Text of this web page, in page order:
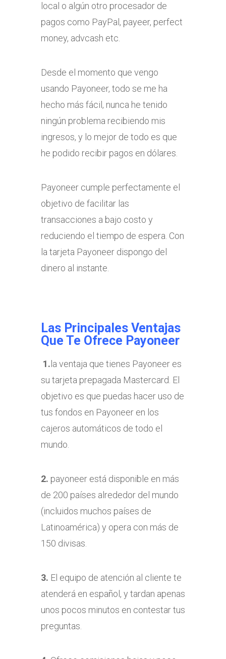
local o algún otro procesador de
pagos como PayPal, payeer, perfect
money, advcash etc.
Desde el momento que vengo
usando Payoneer, todo se me ha
hecho más fácil, nunca he tenido
ningún problema recibiendo mis
ingresos, y lo mejor de todo es que
he podido recibir pagos en dólares.
Payoneer cumple perfectamente el
objetivo de facilitar las
transacciones a bajo costo y
reduciendo el tiempo de espera. Con
la tarjeta Payoneer dispongo del
dinero al instante.
Las Principales Ventajas
Que Te Ofrece Payoneer
1. la ventaja que tienes Payoneer es
su tarjeta prepagada Mastercard. El
objetivo es que puedas hacer uso de
tus fondos en Payoneer en los
cajeros automáticos de todo el
mundo.
2. payoneer está disponible en más
de 200 países alrededor del mundo
(incluidos muchos países de
Latinoamérica) y opera con más de
150 divisas.
3. El equipo de atención al cliente te
atenderá en español, y tardan apenas
unos pocos minutos en contestar tus
preguntas.